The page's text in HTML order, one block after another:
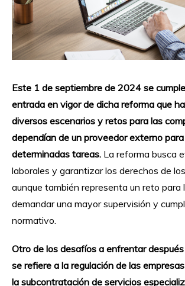
Este 1 de septiembre de 2024 se
entrada en vigor de dicha reforma que
diversos escenarios y retos para las
dependían de un proveedor externo
determinadas tareas. La reforma busca
laborales y garantizar los derechos de
aunque también representa un reto para
demandar una mayor supervisión y
normativo.
Otro de los desafíos a enfrentar
se refiere a la regulación de las
la subcontratación de servicios